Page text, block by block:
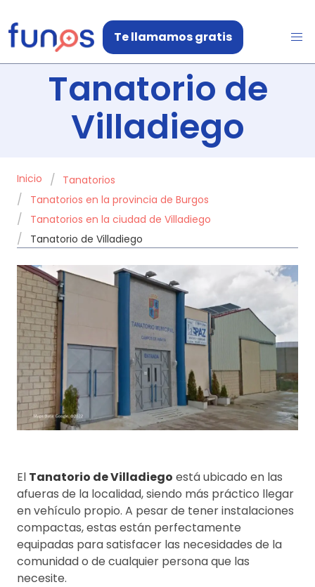
Te llamamos gratis
Tanatorio de
Villadiego
Inicio
Tanatorios
Tanatorios en la provincia de Burgos
Tanatorios en la ciudad de Villadiego
Tanatorio de Villadiego
El Tanatorio de Villadiego está ubicado en las
afueras de la localidad, siendo más práctico llegar
en vehículo propio. A pesar de tener instalaciones
compactas, estas están perfectamente
equipadas para satisfacer las necesidades de la
comunidad o de cualquier persona que las
necesite.